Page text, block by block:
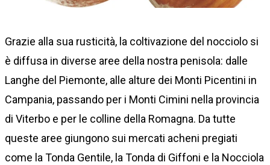
Grazie alla sua rusticità, la coltivazione del nocciolo si
è diffusa in diverse aree della nostra penisola: dalle
Langhe del Piemonte, alle alture dei Monti Picentini in
Campania, passando per i Monti Cimini nella provincia
di Viterbo e per le colline della Romagna. Da tutte
queste aree giungono sui mercati acheni pregiati
come la Tonda Gentile, la Tonda di Giffoni e la Nocciola